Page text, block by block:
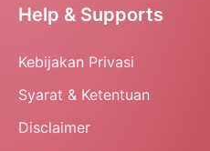
Help & Supports
Kebijakan Privasi
Syarat & Ketentuan
Disclaimer